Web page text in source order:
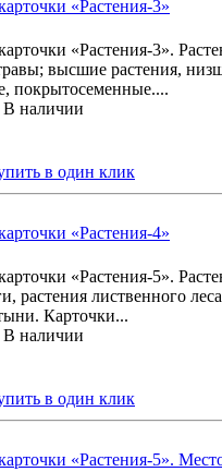
«Растения-3»
«Растения-3».
высшие растения,
покрытосеменные....
В наличии
в один клик
«Растения-4»
«Растения-5».
растения лиственного
Карточки...
В наличии
в один клик
«Растения-5».